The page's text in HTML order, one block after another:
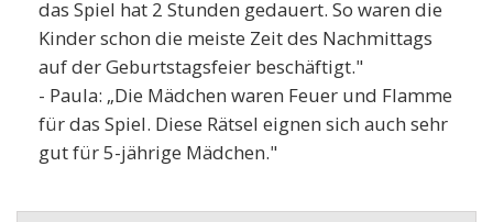
das Spiel hat 2 Stunden gedauert. So waren die
Kinder schon die meiste Zeit des Nachmittags
auf der Geburtstagsfeier beschäftigt."
- Paula: „Die Mädchen waren Feuer und Flamme
für das Spiel. Diese Rätsel eignen sich auch sehr
gut für 5-jährige Mädchen."